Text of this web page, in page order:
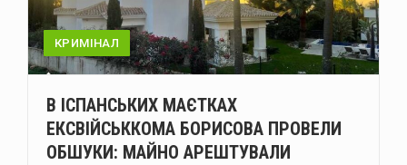
КРИМІНАЛ
В ІСПАНСЬКИХ МАЄТКАХ
ЕКСВІЙСЬККОМА БОРИСОВА ПРОВЕЛИ
ОБШУКИ: МАЙНО АРЕШТУВАЛИ